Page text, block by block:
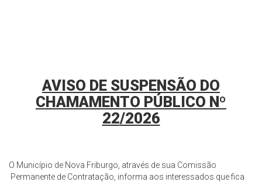
AVISO DE SUSPENSÃO DO
CHAMAMENTO PÚBLICO Nº
22/2026
O Município de Nova Friburgo, através de sua Comissão
Permanente de Contratação, informa aos interessados que fica